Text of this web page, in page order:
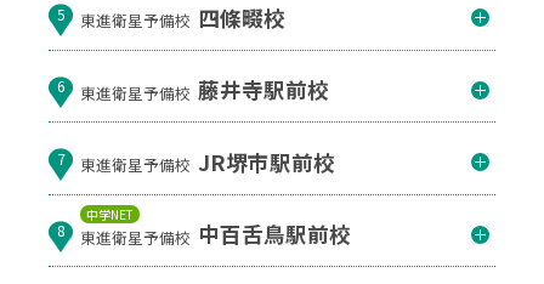
5 東進衛星予備校 四條畷校
6 東進衛星予備校 藤井寺駅前校
7 東進衛星予備校 JR堺市駅前校
中学NET
8 東進衛星予備校 中百舌鳥駅前校